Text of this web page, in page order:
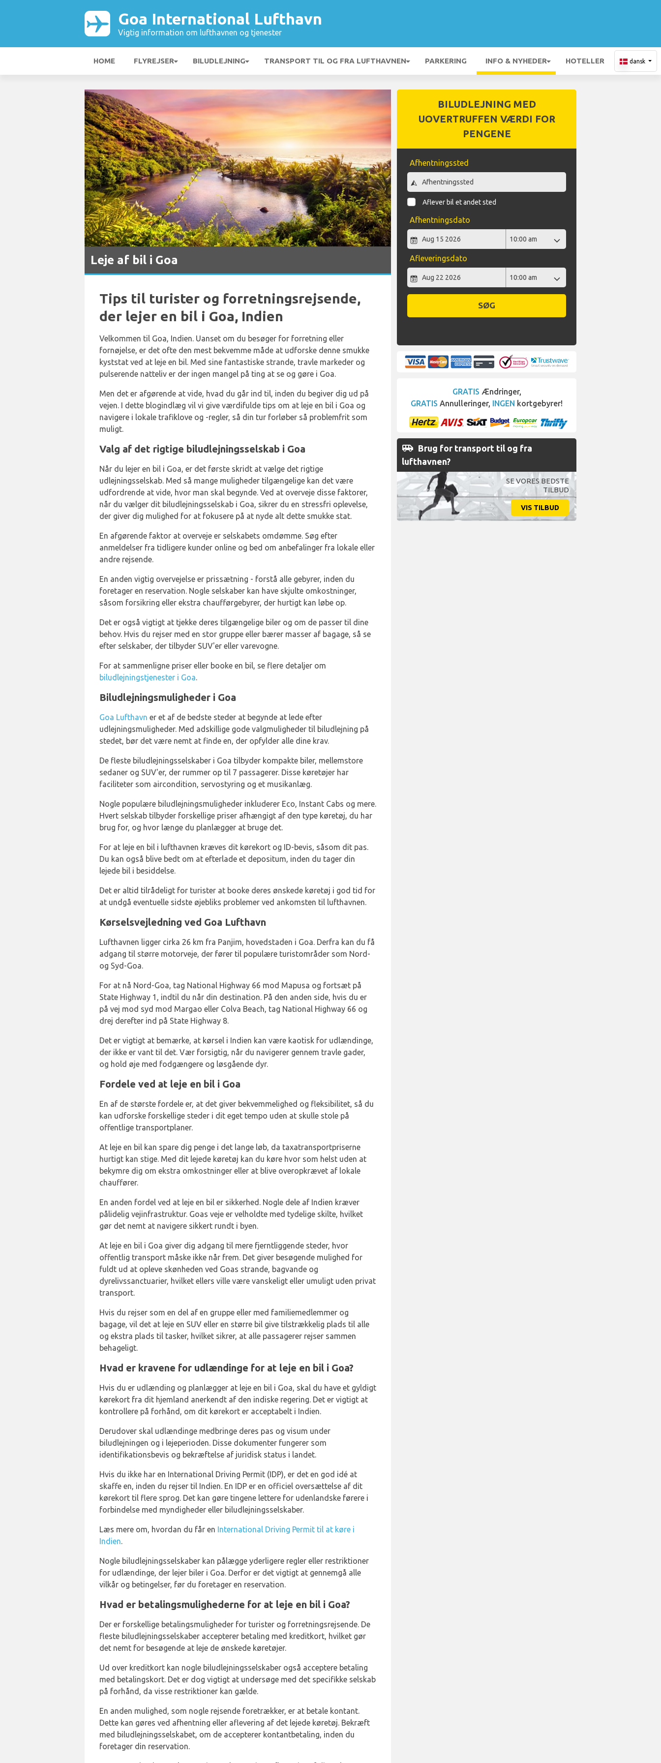
Goa International Lufthavn
Vigtig information om lufthavnen og tjenester
HOME FLYREJSER BILUDLEJNING TRANSPORT TIL OG FRA LUFTHAVNEN PARKERING INFO & NYHEDER HOTELLER dansk
Leje af bil i Goa
Tips til turister og forretningsrejsende,
der lejer en bil i Goa, Indien
Velkommen til Goa, Indien. Uanset om du besøger for forretning eller
fornøjelse, er det ofte den mest bekvemme måde at udforske denne smukke
kyststat ved at leje en bil. Med sine fantastiske strande, travle markeder og
pulserende natteliv er der ingen mangel på ting at se og gøre i Goa.
Men det er afgørende at vide, hvad du går ind til, inden du begiver dig ud på
vejen. I dette blogindlæg vil vi give værdifulde tips om at leje en bil i Goa og
navigere i lokale trafiklove og -regler, så din tur forløber så problemfrit som
muligt.
Valg af det rigtige biludlejningsselskab i Goa
Når du lejer en bil i Goa, er det første skridt at vælge det rigtige
udlejningsselskab. Med så mange muligheder tilgængelige kan det være
udfordrende at vide, hvor man skal begynde. Ved at overveje disse faktorer,
når du vælger dit biludlejningsselskab i Goa, sikrer du en stressfri oplevelse,
der giver dig mulighed for at fokusere på at nyde alt dette smukke stat.
En afgørende faktor at overveje er selskabets omdømme. Søg efter
anmeldelser fra tidligere kunder online og bed om anbefalinger fra lokale eller
andre rejsende.
En anden vigtig overvejelse er prissætning - forstå alle gebyrer, inden du
foretager en reservation. Nogle selskaber kan have skjulte omkostninger,
såsom forsikring eller ekstra chaufførgebyrer, der hurtigt kan løbe op.
Det er også vigtigt at tjekke deres tilgængelige biler og om de passer til dine
behov. Hvis du rejser med en stor gruppe eller bærer masser af bagage, så se
efter selskaber, der tilbyder SUV'er eller varevogne.
For at sammenligne priser eller booke en bil, se flere detaljer om
biludlejningstjenester i Goa.
Biludlejningsmuligheder i Goa
Goa Lufthavn er et af de bedste steder at begynde at lede efter
udlejningsmuligheder. Med adskillige gode valgmuligheder til biludlejning på
stedet, bør det være nemt at finde en, der opfylder alle dine krav.
De fleste biludlejningsselskaber i Goa tilbyder kompakte biler, mellemstore
sedaner og SUV'er, der rummer op til 7 passagerer. Disse køretøjer har
faciliteter som aircondition, servostyring og et musikanlæg.
Nogle populære biludlejningsmuligheder inkluderer Eco, Instant Cabs og mere.
Hvert selskab tilbyder forskellige priser afhængigt af den type køretøj, du har
brug for, og hvor længe du planlægger at bruge det.
For at leje en bil i lufthavnen kræves dit kørekort og ID-bevis, såsom dit pas.
Du kan også blive bedt om at efterlade et depositum, inden du tager din
lejede bil i besiddelse.
Det er altid tilrådeligt for turister at booke deres ønskede køretøj i god tid for
at undgå eventuelle sidste øjebliks problemer ved ankomsten til lufthavnen.
Kørselsvejledning ved Goa Lufthavn
Lufthavnen ligger cirka 26 km fra Panjim, hovedstaden i Goa. Derfra kan du få
adgang til større motorveje, der fører til populære turistområder som Nord-
og Syd-Goa.
For at nå Nord-Goa, tag National Highway 66 mod Mapusa og fortsæt på
State Highway 1, indtil du når din destination. På den anden side, hvis du er
på vej mod syd mod Margao eller Colva Beach, tag National Highway 66 og
drej derefter ind på State Highway 8.
Det er vigtigt at bemærke, at kørsel i Indien kan være kaotisk for udlændinge,
der ikke er vant til det. Vær forsigtig, når du navigerer gennem travle gader,
og hold øje med fodgængere og løsgående dyr.
Fordele ved at leje en bil i Goa
En af de største fordele er, at det giver bekvemmelighed og fleksibilitet, så du
kan udforske forskellige steder i dit eget tempo uden at skulle stole på
offentlige transportplaner.
At leje en bil kan spare dig penge i det lange løb, da taxatransportpriserne
hurtigt kan stige. Med dit lejede køretøj kan du køre hvor som helst uden at
bekymre dig om ekstra omkostninger eller at blive overopkrævet af lokale
chauffører.
En anden fordel ved at leje en bil er sikkerhed. Nogle dele af Indien kræver
pålidelig vejinfrastruktur. Goas veje er velholdte med tydelige skilte, hvilket
gør det nemt at navigere sikkert rundt i byen.
At leje en bil i Goa giver dig adgang til mere fjerntliggende steder, hvor
offentlig transport måske ikke når frem. Det giver besøgende mulighed for
fuldt ud at opleve skønheden ved Goas strande, bagvande og
dyrelivssanctuarier, hvilket ellers ville være vanskeligt eller umuligt uden privat
transport.
Hvis du rejser som en del af en gruppe eller med familiemedlemmer og
bagage, vil det at leje en SUV eller en større bil give tilstrækkelig plads til alle
og ekstra plads til tasker, hvilket sikrer, at alle passagerer rejser sammen
behageligt.
Hvad er kravene for udlændinge for at leje en bil i Goa?
Hvis du er udlænding og planlægger at leje en bil i Goa, skal du have et gyldigt
kørekort fra dit hjemland anerkendt af den indiske regering. Det er vigtigt at
kontrollere på forhånd, om dit kørekort er acceptabelt i Indien.
Derudover skal udlændinge medbringe deres pas og visum under
biludlejningen og i lejeperioden. Disse dokumenter fungerer som
identifikationsbevis og bekræftelse af juridisk status i landet.
Hvis du ikke har en International Driving Permit (IDP), er det en god idé at
skaffe en, inden du rejser til Indien. En IDP er en officiel oversættelse af dit
kørekort til flere sprog. Det kan gøre tingene lettere for udenlandske førere i
forbindelse med myndigheder eller biludlejningsselskaber.
Læs mere om, hvordan du får en International Driving Permit til at køre i
Indien.
Nogle biludlejningsselskaber kan pålægge yderligere regler eller restriktioner
for udlændinge, der lejer biler i Goa. Derfor er det vigtigt at gennemgå alle
vilkår og betingelser, før du foretager en reservation.
Hvad er betalingsmulighederne for at leje en bil i Goa?
Der er forskellige betalingsmuligheder for turister og forretningsrejsende. De
fleste biludlejningsselskaber accepterer betaling med kreditkort, hvilket gør
det nemt for besøgende at leje de ønskede køretøjer.
Ud over kreditkort kan nogle biludlejningsselskaber også acceptere betaling
med betalingskort. Det er dog vigtigt at undersøge med det specifikke selskab
på forhånd, da visse restriktioner kan gælde.
En anden mulighed, som nogle rejsende foretrækker, er at betale kontant.
Dette kan gøres ved afhentning eller aflevering af det lejede køretøj. Bekræft
med biludlejningsselskabet, om de accepterer kontantbetaling, inden du
foretager din reservation.
BILUDLEJNING MED
UOVERTRUFFEN VÆRDI FOR
PENGENE
Afhentningssted
Aflever bil et andet sted
Afhentningsdato
Afleveringsdato
SØG
GRATIS Ændringer,
GRATIS Annulleringer, INGEN kortgebyrer!
airport_shuttle Brug for transport til og fra
lufthavnen?
SE VORES BEDSTE
TILBUD
VIS TILBUD